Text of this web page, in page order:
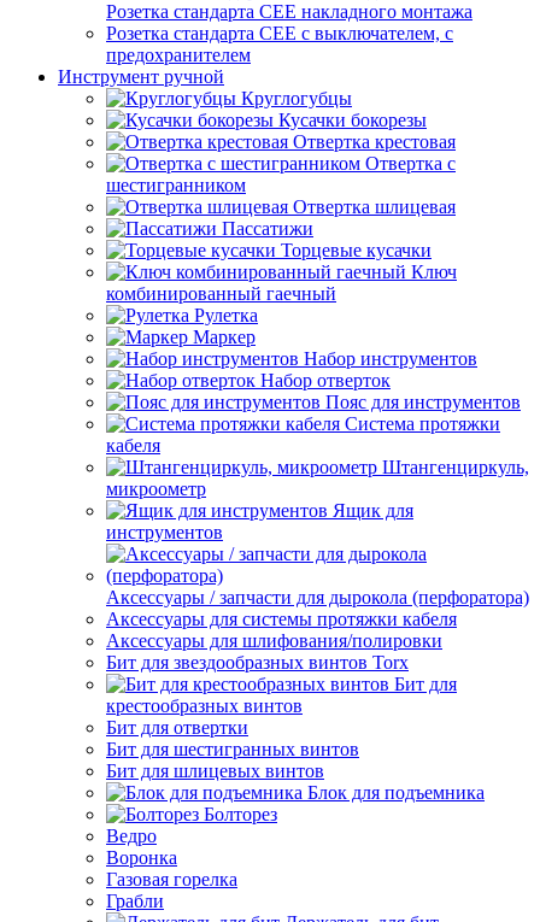
Розетка стандарта СЕЕ накладного монтажа
Розетка стандарта СЕЕ с выключателем, с
предохранителем
Инструмент ручной
Круглогубцы
Кусачки бокорезы
Отвертка крестовая
Отвертка с
шестигранником
Отвертка шлицевая
Пассатижи
Торцевые кусачки
Ключ
комбинированный гаечный
Рулетка
Маркер
Набор инструментов
Набор отверток
Пояс для инструментов
Система протяжки
кабеля
Штангенциркуль,
микроометр
Ящик для
инструментов
Аксессуары / запчасти для дырокола (перфоратора)
Аксессуары для системы протяжки кабеля
Аксессуары для шлифования/полировки
Бит для звездообразных винтов Torx
Бит для
крестообразных винтов
Бит для отвертки
Бит для шестигранных винтов
Бит для шлицевых винтов
Блок для подъемника
Болторез
Ведро
Воронка
Газовая горелка
Грабли